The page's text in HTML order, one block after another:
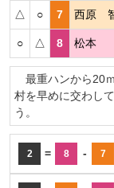
△ ○ 7 西原
○ △ 8 松本
最重ハンから20
村を早めに交わし
う。
2 = 8 - 7